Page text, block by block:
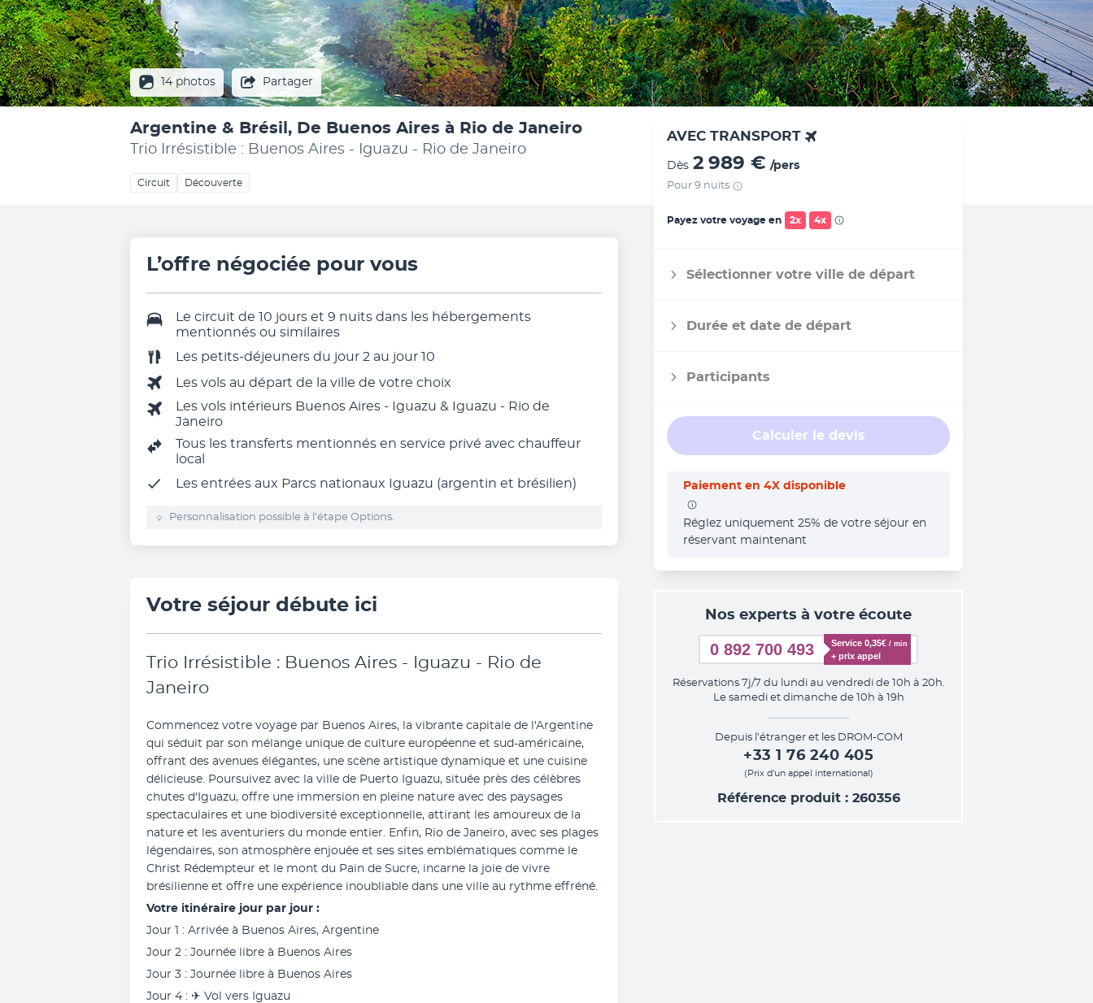
14 photos Partager
Argentine & Brésil, De Buenos Aires à Rio de Janeiro
Trio Irrésistible : Buenos Aires - Iguazu - Rio de Janeiro
Circuit Découverte
AVEC TRANSPORT
Dès 2 989 € /pers
Pour 9 nuits
Payez votre voyage en 2x 4x
Sélectionner votre ville de départ
Durée et date de départ
Participants
Calculer le devis
Paiement en 4X disponible
Réglez uniquement 25% de votre séjour en
réservant maintenant
Nos experts à votre écoute
0 892 700 493 Service 0,35€ / min
+ prix appel
Réservations 7j/7 du lundi au vendredi de 10h à 20h.
Le samedi et dimanche de 10h à 19h
Depuis l’étranger et les DROM-COM
+33 1 76 240 405
(Prix d’un appel international)
Référence produit : 260356
L’offre négociée pour vous
Le circuit de 10 jours et 9 nuits dans les hébergements
mentionnés ou similaires
Les petits-déjeuners du jour 2 au jour 10
Les vols au départ de la ville de votre choix
Les vols intérieurs Buenos Aires - Iguazu & Iguazu - Rio de
Janeiro
Tous les transferts mentionnés en service privé avec chauffeur
local
Les entrées aux Parcs nationaux Iguazu (argentin et brésilien)
Personnalisation possible à l’étape Options.
Votre séjour débute ici
Trio Irrésistible : Buenos Aires - Iguazu - Rio de
Janeiro
Commencez votre voyage par Buenos Aires, la vibrante capitale de l'Argentine
qui séduit par son mélange unique de culture européenne et sud-américaine,
offrant des avenues élégantes, une scène artistique dynamique et une cuisine
délicieuse. Poursuivez avec la ville de Puerto Iguazu, située près des célèbres
chutes d'Iguazu, offre une immersion en pleine nature avec des paysages
spectaculaires et une biodiversité exceptionnelle, attirant les amoureux de la
nature et les aventuriers du monde entier. Enfin, Rio de Janeiro, avec ses plages
légendaires, son atmosphère enjouée et ses sites emblématiques comme le
Christ Rédempteur et le mont du Pain de Sucre, incarne la joie de vivre
brésilienne et offre une expérience inoubliable dans une ville au rythme effréné.
Votre itinéraire jour par jour :
Jour 1 : Arrivée à Buenos Aires, Argentine
Jour 2 : Journée libre à Buenos Aires
Jour 3 : Journée libre à Buenos Aires
Jour 4 : ✈︎ Vol vers Iguazu